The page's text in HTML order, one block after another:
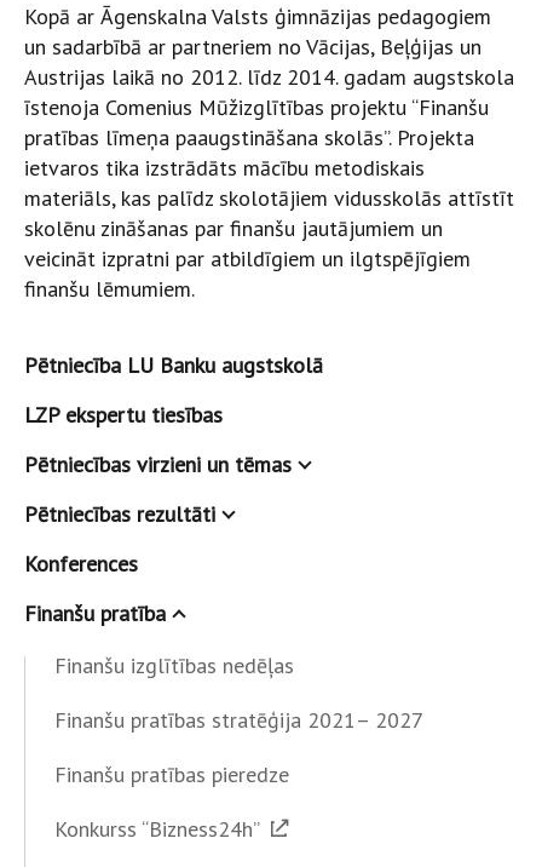
Kopā ar Āgenskalna Valsts ģimnāzijas pedagogiem
un sadarbībā ar partneriem no Vācijas, Beļģijas un
Austrijas laikā no 2012. līdz 2014. gadam augstskola
īstenoja Comenius Mūžizglītības projektu “Finanšu
pratības līmeņa paaugstināšana skolās”. Projekta
ietvaros tika izstrādāts mācību metodiskais
materiāls, kas palīdz skolotājiem vidusskolās attīstīt
skolēnu zināšanas par finanšu jautājumiem un
veicināt izpratni par atbildīgiem un ilgtspējīgiem
finanšu lēmumiem.
Pētniecība LU Banku augstskolā
LZP ekspertu tiesības
Pētniecības virzieni un tēmas
Pētniecības rezultāti
Konferences
Finanšu pratība
Finanšu izglītības nedēļas
Finanšu pratības stratēģija 2021– 2027
Finanšu pratības pieredze
Konkurss “Bizness24h”